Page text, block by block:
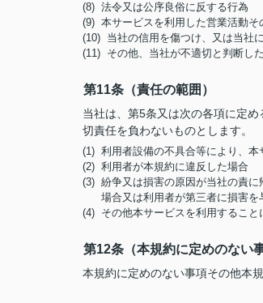
(8) 法令又は公序良俗に反する行為
(9) 本サービスを利用した営業活動そ
(10) 当社の信用を傷つけ、又は当社
(11) その他、当社が不適切と判断し
第11条（責任の範囲）
当社は、第5条又は次の各項に定
切責任を負わないものとします。
(1) 利用者設備の不具合等により、
(2) 利用者が本規約に違反した場合
(3) 紛争又は損害の原因が当社の責に
場合又は利用者が第三者に損害を
(4) その他本サービスを利用するこ
第12条（本規約に定めのない事
本規約に定めのない事項その他本